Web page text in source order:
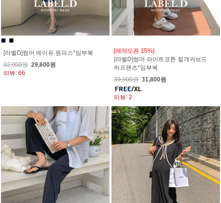
[라벨D]썸머 메이유 원피스*임부복
32,900원 29,600원
리뷰: 66
[제작오픈 15%]
[라벨D]썸머 라이트코튼 절개커브드
하프팬츠*임부복
39,900원 31,800원
리뷰: 2